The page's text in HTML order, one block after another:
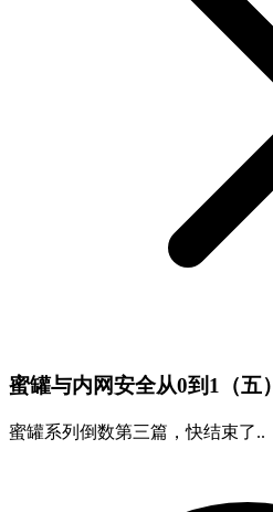
蜜罐与内网安全从0到1（五）
蜜罐系列倒数第三篇，快结束了..